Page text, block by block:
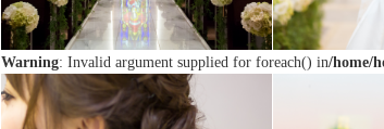
Warning: Invalid argument supplied for foreach() in/home/